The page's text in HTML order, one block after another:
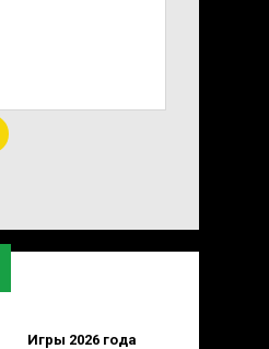
Игры 2026 года